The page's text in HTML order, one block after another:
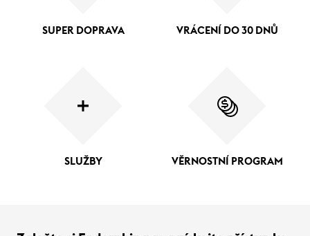
SUPER DOPRAVA VRÁCENÍ DO 30 DNŮ
SLUŽBY VĚRNOSTNÍ PROGRAM